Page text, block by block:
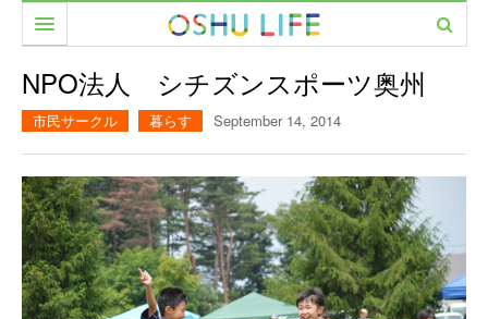
カフェ
レストラン
居酒屋・バー
暮らす
美容室
ファッション
家具・雑貨
美容室
遊ぶ
市民サークル
働く
イベント
PEOPLE
NPO法人 シチズンスポーツ奥州
市民サークル 暮らす September 14, 2014